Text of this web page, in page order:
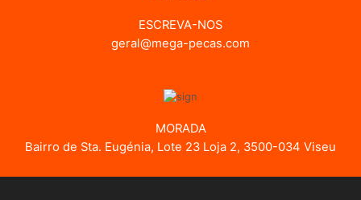
ESCREVA-NOS
geral@mega-pecas.com
MORADA
Bairro de Sta. Eugénia, Lote 23 Loja 2, 3500-034 Viseu